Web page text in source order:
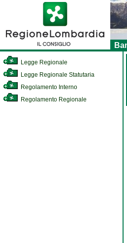
Legge Regionale
Legge Regionale Statutaria
Regolamento Interno
Regolamento Regionale